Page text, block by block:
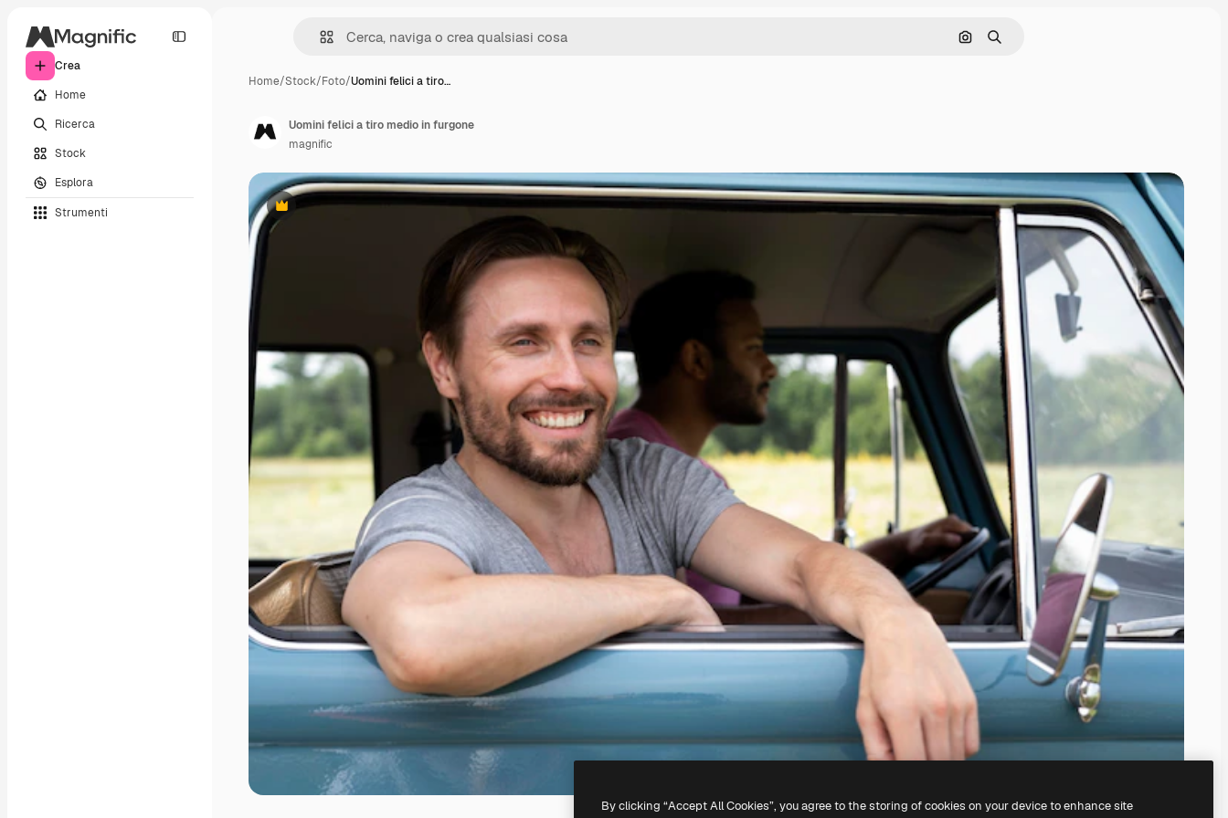
Crea
Home
Ricerca
Stock
Esplora
Strumenti
Cerca per immagine
Ricerca
Home/Stock/Foto/Uomini felici a tiro…
Premium
Uomini felici a tiro medio in furgone
magnific
By clicking “Accept All Cookies”, you agree to the storing of cookies on your device to enhance site